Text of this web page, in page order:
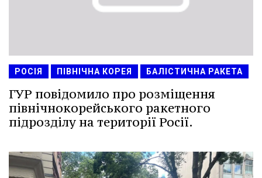
РОСІЯ ПІВНІЧНА КОРЕЯ БАЛІСТИЧНА РАКЕТА
ГУР повідомило про розміщення
північнокорейського ракетного
підрозділу на території Росії.